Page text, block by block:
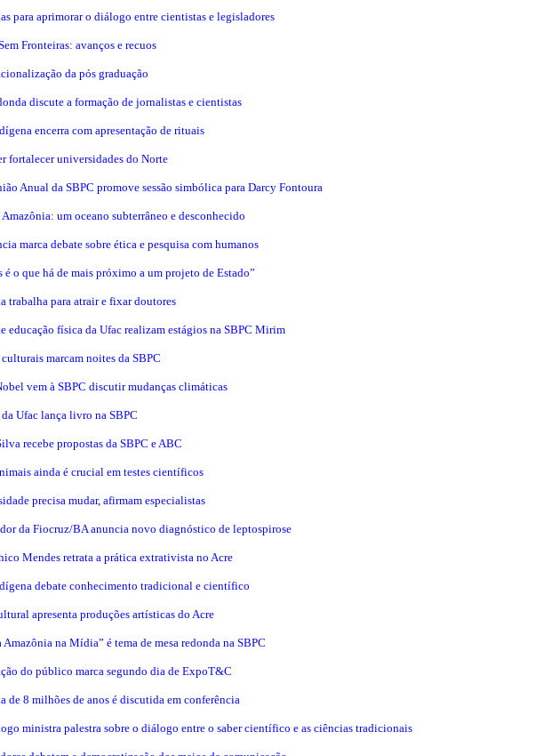
para aprimorar o diálogo entre cientistas e legisladores
Fronteiras: avanços e recuos
da pós graduação
discute a formação de jornalistas e cientistas
encerra com apresentação de rituais
fortalecer universidades do Norte
Anual da SBPC promove sessão simbólica para Darcy Fontoura
um oceano subterrâneo e desconhecido
marca debate sobre ética e pesquisa com humanos
é o que há de mais próximo a um projeto de Estado”
trabalha para atrair e fixar doutores
educação física da Ufac realizam estágios na SBPC Mirim
marcam noites da SBPC
vem à SBPC discutir mudanças climáticas
Ufac lança livro na SBPC
recebe propostas da SBPC e ABC
ainda é crucial em testes científicos
precisa mudar, afirmam especialistas
da Fiocruz/BA anuncia novo diagnóstico de leptospirose
Mendes retrata a prática extrativista no Acre
debate conhecimento tradicional e científico
apresenta produções artísticas do Acre
na Mídia” é tema de mesa redonda na SBPC
do público marca segundo dia de ExpoT&C
de 8 milhões de anos é discutida em conferência
ministra palestra sobre o diálogo entre o saber científico e as ciências tradicionais